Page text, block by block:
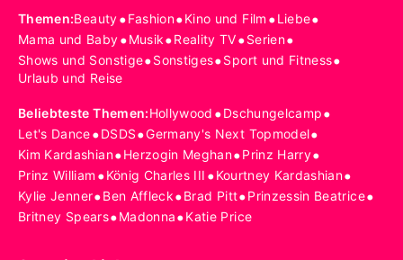
Themen:Beauty•Fashion•Kino und Film •Liebe•
Mama und Baby•Musik•Reality TV•Serien•
Shows und Sonstige•Sonstiges•Sport und Fitness•
Urlaub und Reise
Beliebteste Themen:Hollywood •Dschungelcamp•
Let's Dance•DSDS•Germany's Next Topmodel•
Kim Kardashian•Herzogin Meghan•Prinz Harry•
Prinz William •König Charles III •Kourtney Kardashian•
Kylie Jenner•Ben Affleck•Brad Pitt•Prinzessin Beatrice•
Britney Spears•Madonna•Katie Price